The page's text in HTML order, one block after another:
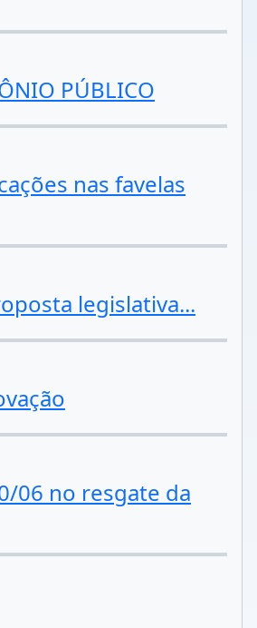
PÚBLICO
nas favelas
legislativa...
06 no resgate da